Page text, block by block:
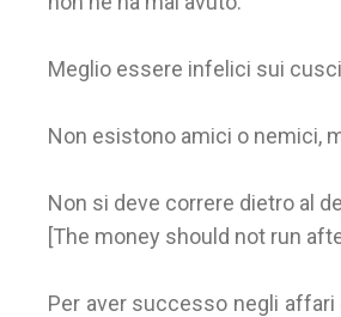
Meglio essere infelici sui
Non esistono amici o nemici,
Non si deve correre dietro al
[The money should not run
Per aver successo negli